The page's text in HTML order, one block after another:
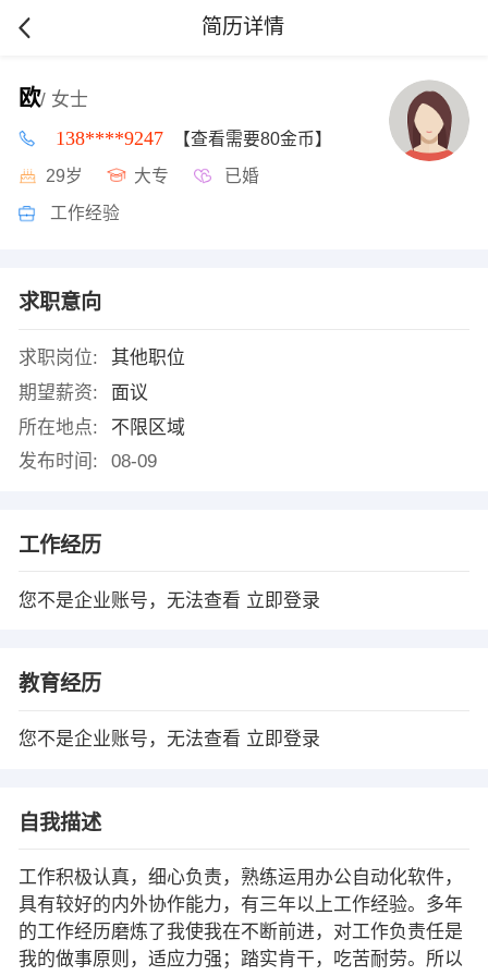
简历详情
欧/ 女士
138****9247 【查看需要80金币】
29岁 大专 已婚
工作经验
求职意向
求职岗位:
其他职位
期望薪资:
面议
所在地点:
不限区域
发布时间:
08-09
工作经历
您不是企业账号，无法查看 立即登录
教育经历
您不是企业账号，无法查看 立即登录
自我描述
工作积极认真，细心负责，熟练运用办公自动化软件，
具有较好的内外协作能力，有三年以上工作经验。多年
的工作经历磨炼了我使我在不断前进，对工作负责任是
我的做事原则，适应力强；踏实肯干，吃苦耐劳。所以